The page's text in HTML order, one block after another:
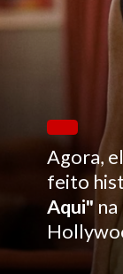
Agora,
feito
Aqui"